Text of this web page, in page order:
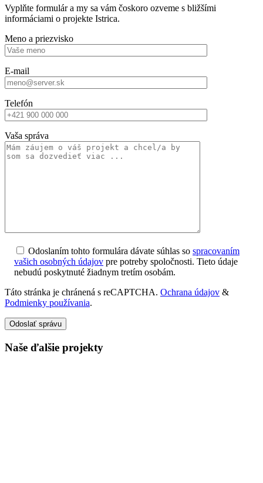
Vyplňte formulár a my sa vám čoskoro ozveme s bližšími
informáciami o projekte Istrica.
Meno a priezvisko
E-mail
Telefón
Vaša správa
Odoslaním tohto formulára dávate súhlas so spracovaním
vašich osobných údajov pre potreby spoločnosti. Tieto údaje
nebudú poskytnuté žiadnym tretím osobám.
Táto stránka je chránená s reCAPTCHA. Ochrana údajov &
Podmienky používania.
Odoslať správu
Naše ďalšie projekty